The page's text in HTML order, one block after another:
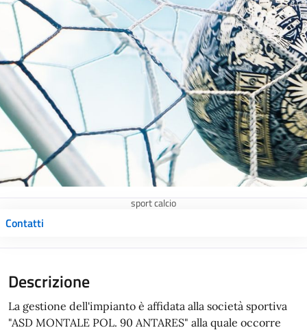
sport calcio
Contatti
Descrizione
La gestione dell'impianto è affidata alla società sportiva
"ASD MONTALE POL. 90 ANTARES" alla quale occorre